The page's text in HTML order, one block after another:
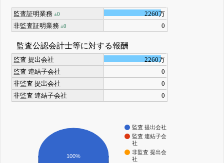
監査証明業務±0
2260万
非監査証明業務±0 0
監査公認会計士等に対する報酬
監査 提出会社
2260万
監査 連結子会社
0
非監査 提出会社
0
非監査 連結子会社
0
監査 提出会社
監査 連結子会
社
非監査 提出会
社
100%